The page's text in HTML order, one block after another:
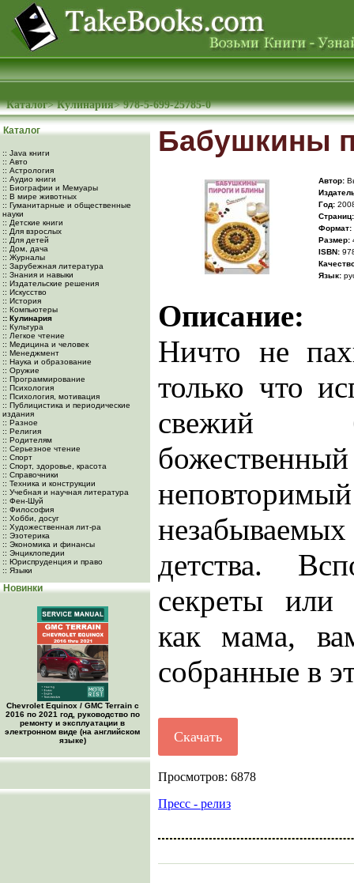
Каталог>Кулинария>978-5-699-25785-0
Каталог
:: Java книги
:: Авто
:: Астрология
:: Аудио книги
:: Биографии и Мемуары
:: В мире животных
:: Гуманитарные и общественные
науки
:: Детские книги
:: Для взрослых
:: Для детей
:: Дом, дача
:: Журналы
:: Зарубежная литература
:: Знания и навыки
:: Издательские решения
:: Искусство
:: История
:: Компьютеры
:: Кулинария
:: Культура
:: Легкое чтение
:: Медицина и человек
:: Менеджмент
:: Наука и образование
:: Оружие
:: Программирование
:: Психология
:: Психология, мотивация
:: Публицистика и периодические
издания
:: Разное
:: Религия
:: Родителям
:: Серьезное чтение
:: Спорт
:: Спорт, здоровье, красота
:: Справочники
:: Техника и конструкции
:: Учебная и научная литература
:: Фен-Шуй
:: Философия
:: Хобби, досуг
:: Художественная лит-ра
:: Эзотерика
:: Экономика и финансы
:: Энциклопедии
:: Юриспруденция и право
:: Языки
Новинки
Chevrolet Equinox / GMC Terrain c
2016 по 2021 год, руководство по
ремонту и эксплуатации в
электронном виде (на английском
языке)
Бабушкины
Автор:
Год:
Cтраниц:
Формат:
Размер:
ISBN:
Язык:
Описание:
Ничто не
только что
свежий
детства.
секреты или
как мама,
собранные в
Скачать
Просмотров: 6878
Пресс - релиз